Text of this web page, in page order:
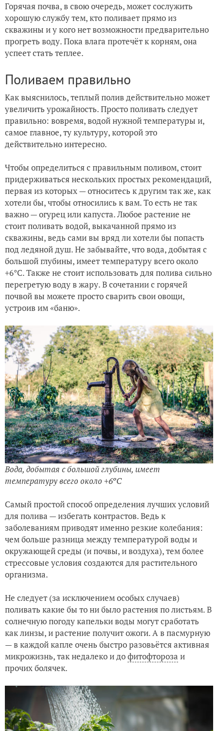
Горячая почва, в свою очередь, может сослужить
хорошую службу тем, кто поливает прямо из
скважины и у кого нет возможности предварительно
прогреть воду. Пока влага протечёт к корням, она
успеет стать теплее.
Поливаем правильно
Как выяснилось, теплый полив действительно может
увеличить урожайность. Просто поливать следует
правильно: вовремя, водой нужной температуры и,
самое главное, ту культуру, которой это
действительно интересно.
Чтобы определиться с правильным поливом, стоит
придерживаться нескольких простых рекомендаций,
первая из которых — относитесь к другим так же, как
хотели бы, чтобы относились к вам. То есть не так
важно — огурец или капуста. Любое растение не
стоит поливать водой, выкачанной прямо из
скважины, ведь сами вы вряд ли хотели бы попасть
под ледяной душ. Не забывайте, что вода, добытая с
большой глубины, имеет температуру всего около
+6°С. Также не стоит использовать для полива сильно
перегретую воду в жару. В сочетании с горячей
почвой вы можете просто сварить свои овощи,
устроив им «баню».
Вода, добытая с большой глубины, имеет
температуру всего около +6ºC
Самый простой способ определения лучших условий
для полива — избегать контрастов. Ведь к
заболеваниям приводят именно резкие колебания:
чем больше разница между температурой воды и
окружающей среды (и почвы, и воздуха), тем более
стрессовые условия создаются для растительного
организма.
Не следует (за исключением особых случаев)
поливать какие бы то ни было растения по листьям. В
солнечную погоду капельки воды могут сработать
как линзы, и растение получит ожоги. А в пасмурную
— в каждой капле очень быстро разовьётся активная
микрожизнь, так недалеко и дофитофтороза и
прочих болячек.